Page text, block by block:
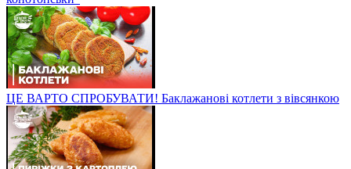
ЦЕ ВАРТО СПРОБУВАТИ! Баклажанові котлети з вівсянкою